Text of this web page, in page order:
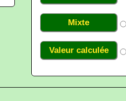
Mixte
Valeur calculée